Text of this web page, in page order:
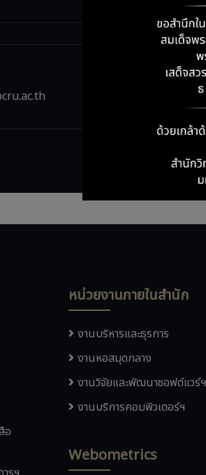
อ
หน่วยงานภายในสำนัก
งานบริหารและธุรการ
งานหอสมุดกลาง
งานวิจัยและพัฒนาซอฟต์แวร์ฯ
งานบริการคอมพิวเตอร์ฯ
Webometrics